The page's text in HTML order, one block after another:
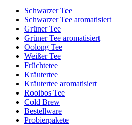
Schwarzer Tee
Schwarzer Tee aromatisiert
Grüner Tee
Grüner Tee aromatisiert
Oolong Tee
Weißer Tee
Früchtetee
Kräutertee
Kräutertee aromatisiert
Rooibos Tee
Cold Brew
Bestellware
Probierpakete